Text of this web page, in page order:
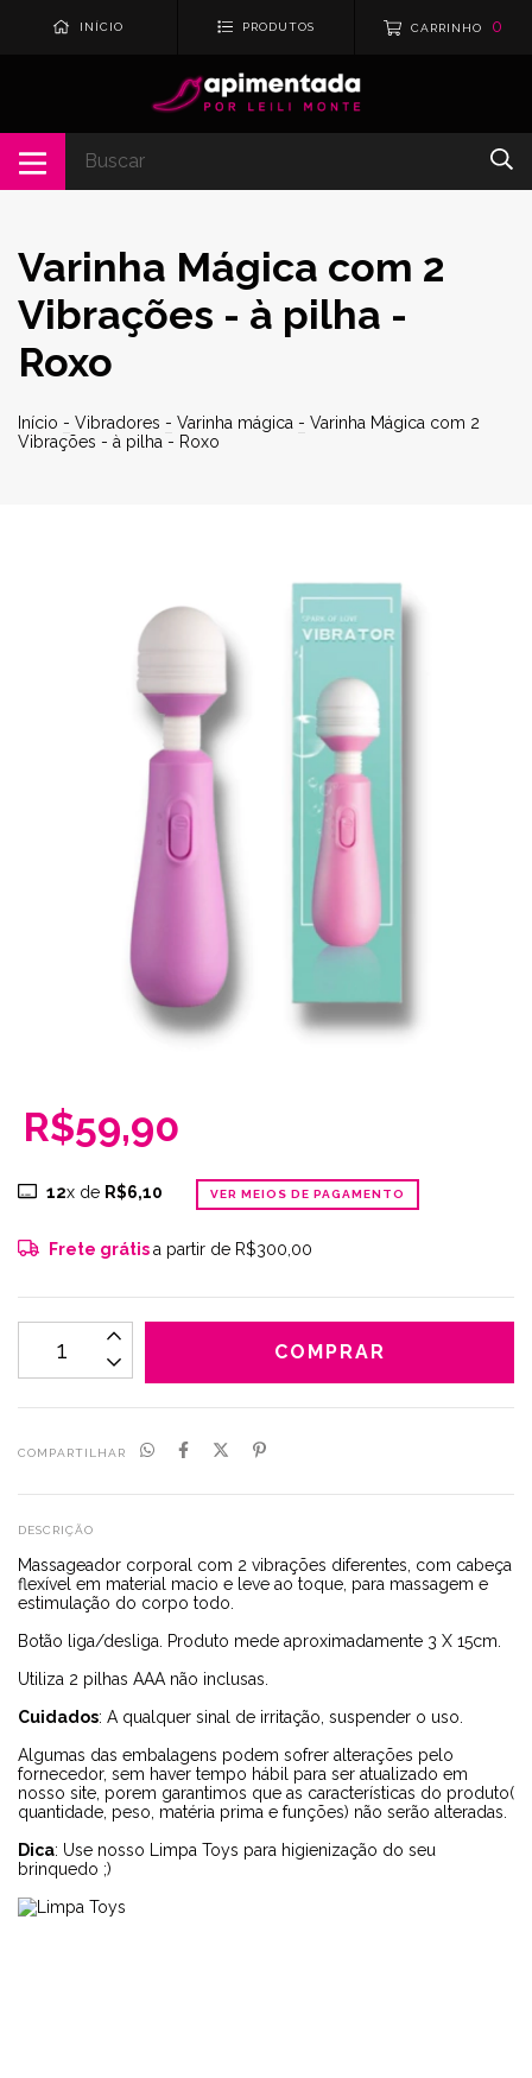
INÍCIO PRODUTOS CARRINHO 0
Varinha Mágica com 2
Vibrações - à pilha -
Roxo
Início - Vibradores - Varinha mágica - Varinha Mágica com 2
Vibrações - à pilha - Roxo
R$59,90
12x de R$6,10 VER MEIOS DE PAGAMENTO
Frete grátisa partir de R$300,00
COMPARTILHAR
DESCRIÇÃO
Massageador corporal com 2 vibrações diferentes, com cabeça
flexível em material macio e leve ao toque, para massagem e
estimulação do corpo todo.
Botão liga/desliga. Produto mede aproximadamente 3 X 15cm.
Utiliza 2 pilhas AAA não inclusas.
Cuidados: A qualquer sinal de irritação, suspender o uso.
Algumas das embalagens podem sofrer alterações pelo
fornecedor, sem haver tempo hábil para ser atualizado em
nosso site, porem garantimos que as características do produto(
quantidade, peso, matéria prima e funções) não serão alteradas.
Dica: Use nosso Limpa Toys para higienização do seu
brinquedo ;)